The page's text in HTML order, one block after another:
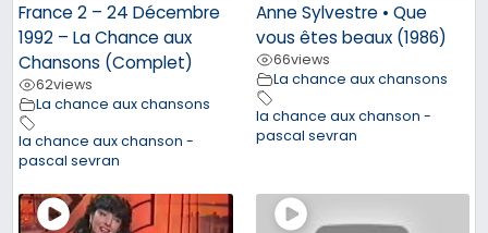
France 2 – 24 Décembre
1992 – La Chance aux
Chansons (Complet)
62views
La chance aux chansons
la chance aux chanson -
pascal sevran
Anne Sylvestre • Que
vous êtes beaux (1986)
66views
La chance aux chansons
la chance aux chanson -
pascal sevran